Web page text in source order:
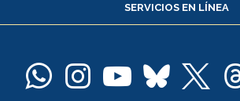
Pago de arancel y crédito
Docentes
SERVICIOS EN LÍNEA